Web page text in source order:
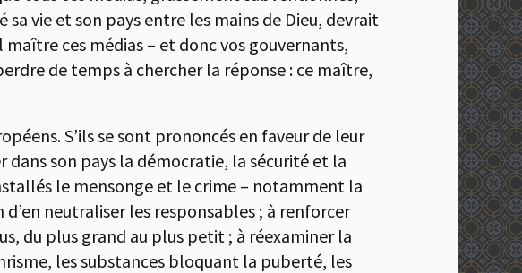
vie et son pays entre les mains de Dieu, devrait
ces médias – et donc vos gouvernants,
de temps à chercher la réponse : ce maître,
S’ils se sont prononcés en faveur de leur
dans son pays la démocratie, la sécurité et la
le mensonge et le crime – notamment la
neutraliser les responsables ; à renforcer
du plus grand au plus petit ; à réexaminer la
les substances bloquant la puberté, les